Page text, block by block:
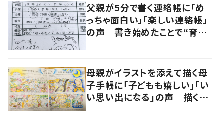
父親が5分で書く連絡帳に「め
っちゃ面白い」「楽しい連絡帳」
の声 書き始めたことで“育児
母親がイラストを添えて描く母
子手帳に「子どもも嬉しい」「い
い思い出になる」の声 描くこ